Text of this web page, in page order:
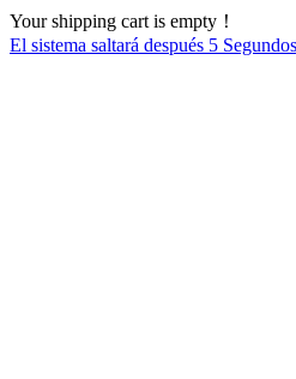
Your shipping cart is empty！
El sistema saltará después 5